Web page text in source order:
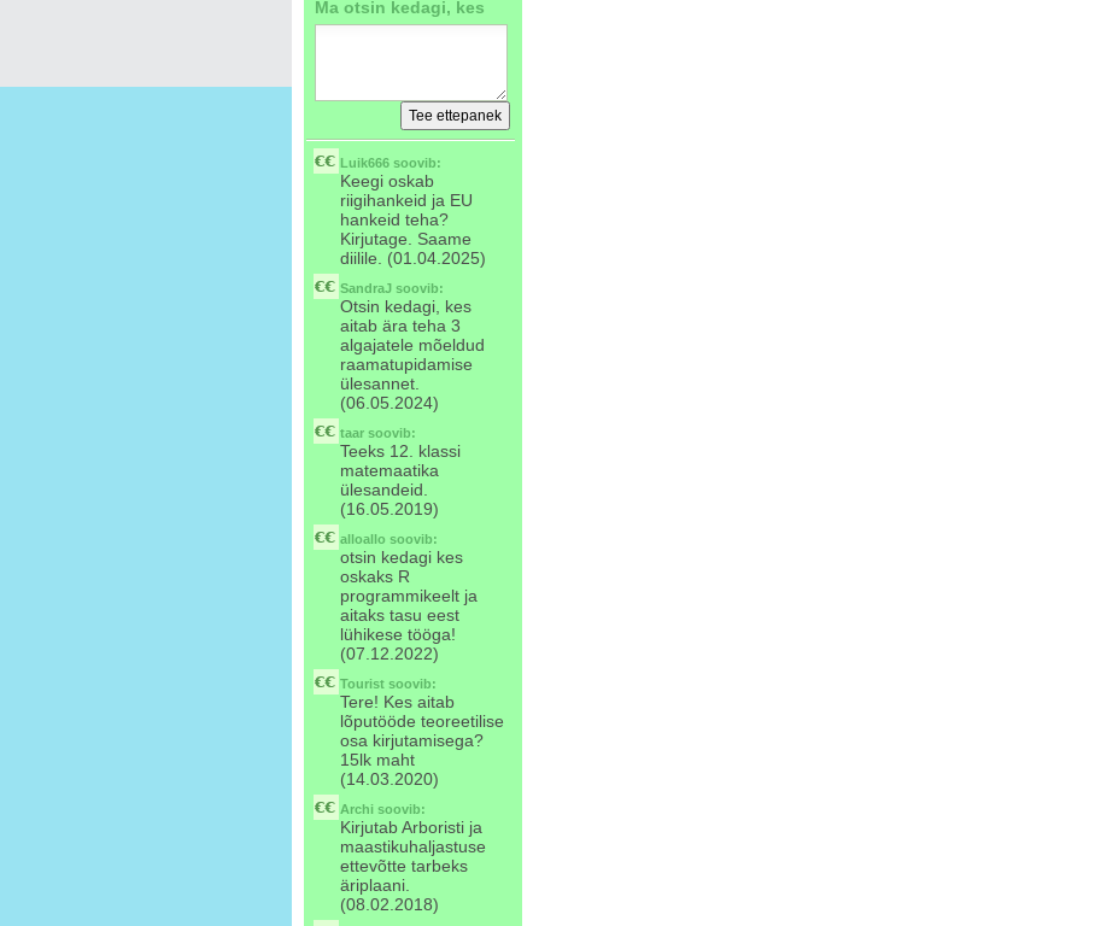
Ma otsin kedagi, kes
Luik666 soovib:
Keegi oskab
riigihankeid ja EU
hankeid teha?
Kirjutage. Saame
diilile. (01.04.2025)
SandraJ soovib:
Otsin kedagi, kes
aitab ära teha 3
algajatele mõeldud
raamatupidamise
ülesannet.
(06.05.2024)
taar soovib:
Teeks 12. klassi
matemaatika
ülesandeid.
(16.05.2019)
alloallo soovib:
otsin kedagi kes
oskaks R
programmikeelt ja
aitaks tasu eest
lühikese tööga!
(07.12.2022)
Tourist soovib:
Tere! Kes aitab
lõputööde teoreetilise
osa kirjutamisega?
15lk maht
(14.03.2020)
Archi soovib:
Kirjutab Arboristi ja
maastikuhaljastuse
ettevõtte tarbeks
äriplaani.
(08.02.2018)